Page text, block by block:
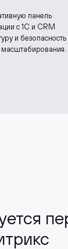
панель
с 1С и CRM
и безопасность
масштабирования.